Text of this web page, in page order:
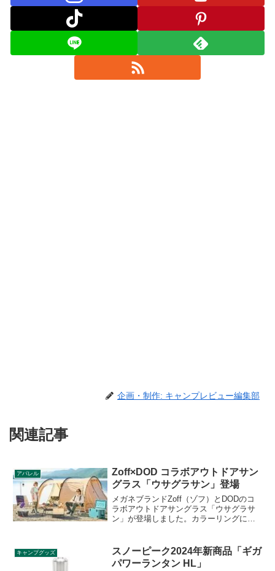
企画・制作: キャンプレビュー編集部
関連記事
アパレル
Zoff×DOD コラボアウトドアサン
グラス「ウサグラサン」登場
メガネブランドZoff（ゾフ）とDODのコ
ラボアウトドアサングラス「ウサグラサ
ン」が登場しました。カラーリングにこ
「色が変わるウサグラサン」2種類が販売
されます。詳細をレビューします。
キャンプグッズ
スノーピーク2024年新商品「ギガ
パワーランタン HL」